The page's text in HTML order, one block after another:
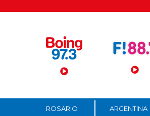
Menú Principal
ROSARIO ARGENTINA